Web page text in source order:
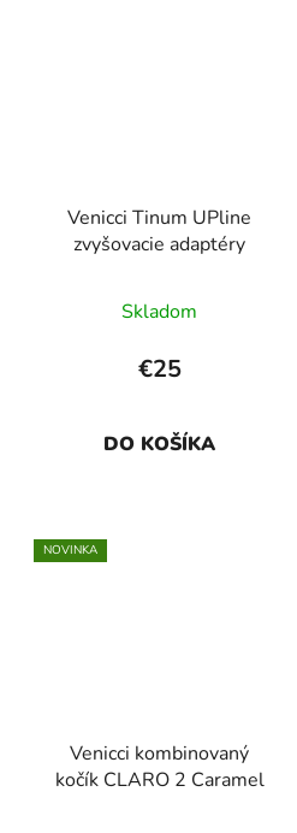
Venicci Tinum UPline
zvyšovacie adaptéry
Skladom
€25
DO KOŠÍKA
NOVINKA
Venicci kombinovaný
kočík CLARO 2 Caramel